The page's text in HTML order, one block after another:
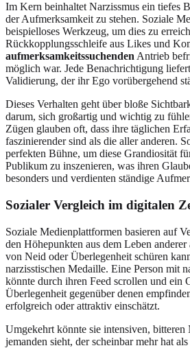
Im Kern beinhaltet Narzissmus ein tiefes
der Aufmerksamkeit zu stehen. Soziale
beispielloses Werkzeug, um dies zu
Rückkopplungsschleife aus Likes und
aufmerksamkeitssuchenden Antrieb
möglich war. Jede Benachrichtigung
Validierung, der ihr Ego vorübergehend
Dieses Verhalten geht über bloße
darum, sich großartig und wichtig zu
Zügen glauben oft, dass ihre täglichen
faszinierender sind als die aller anderen.
perfekten Bühne, um diese Grandiosität
Publikum zu inszenieren, was ihren
besonders und verdienten ständige
Sozialer Vergleich im digitalen
Soziale Medienplattformen basieren auf
den Höhepunkten aus dem Leben
von Neid oder Überlegenheit schüren
narzisstischen Medaille. Eine Person mit
könnte durch ihren Feed scrollen und ein
Überlegenheit gegenüber denen
erfolgreich oder attraktiv einschätzt.
Umgekehrt könnte sie intensiven,
jemanden sieht, der scheinbar mehr hat